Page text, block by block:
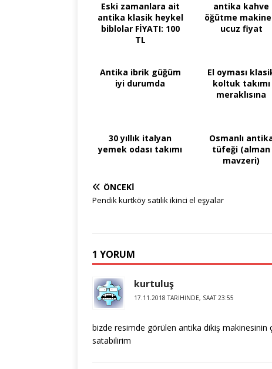
Eski zamanlara ait
antika klasik heykel
biblolar FİYATI: 100
TL
antika kahve
öğütme
ucuz fiyat
Antika ibrik güğüm
iyi durumda
El oyması
koltuk takımı
meraklısına
30 yıllık italyan
yemek odası takımı
Osmanlı
tüfeği (alman
mavzeri)
ÖNCEKI
Pendik kurtköy satılık ikinci el eşyalar
1 YORUM
kurtuluş
17.11.2018 TARIHINDE, SAAT 23:55
bizde resimde görülen antika dikiş makinesinin
satabilirim